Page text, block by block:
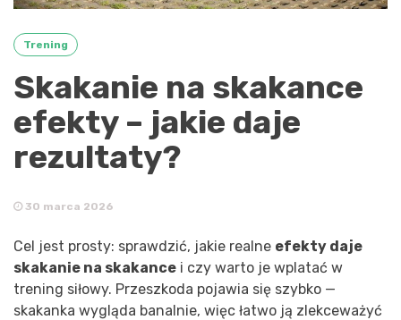
Trening
Skakanie na skakance
efekty – jakie daje
rezultaty?
30 marca 2026
Cel jest prosty: sprawdzić, jakie realne efekty daje
skakanie na skakance i czy warto je wplatać w
trening siłowy. Przeszkoda pojawia się szybko —
skakanka wygląda banalnie, więc łatwo ją zlekceważyć